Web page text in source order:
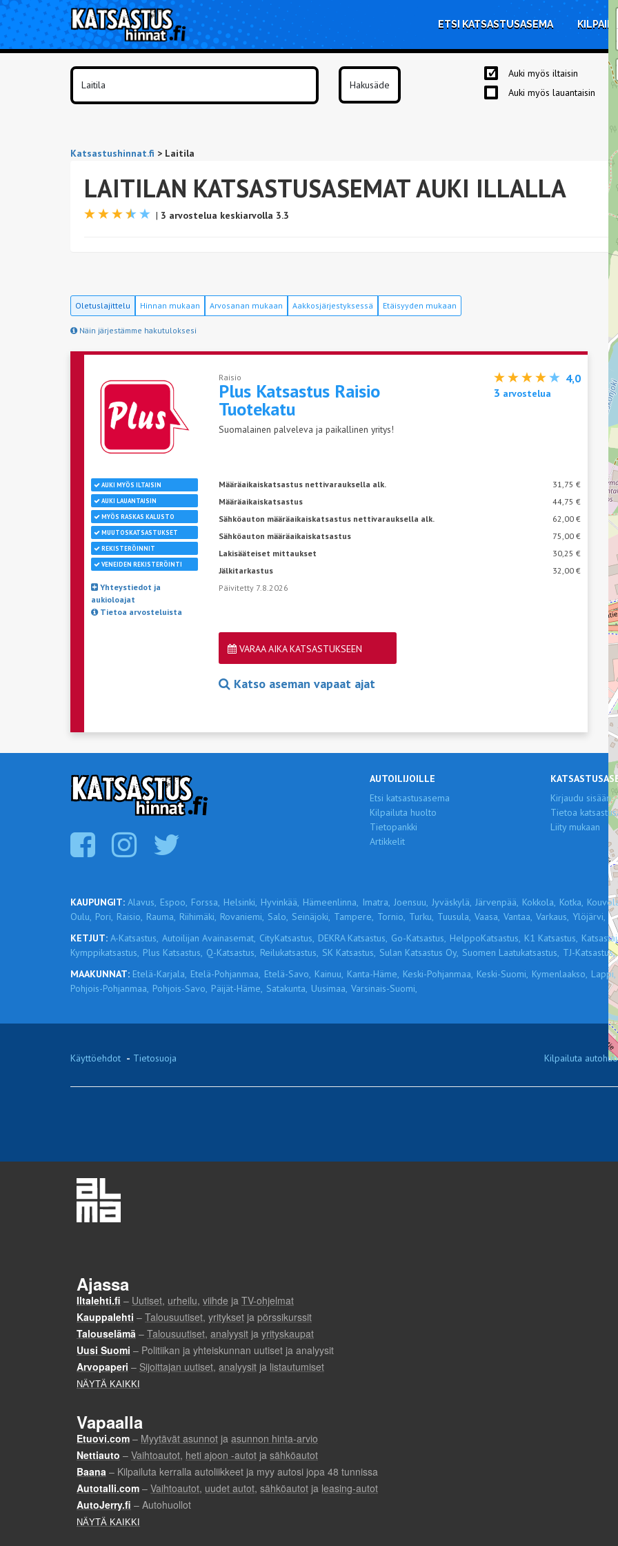
ETSI KATSASTUSASEMA
Auki myös iltaisin
Auki myös lauantaisin
Katsastushinnat.fi > Laitila
LAITILAN KATSASTUSASEMAT AUKI ILLALLA
| 3 arvostelua keskiarvolla 3.3
Oletuslajittelu Hinnan mukaan Arvosanan mukaan Aakkosjärjestyksessä Etäisyyden mukaan
Näin järjestämme hakutuloksesi
Raisio
Plus Katsastus Raisio
Tuotekatu
Suomalainen palveleva ja paikallinen yritys!
4,0
3 arvostelua
AUKI MYÖS ILTAISIN
AUKI LAUANTAISIN
MYÖS RASKAS KALUSTO
MUUTOSKATSASTUKSET
REKISTERÖINNIT
VENEIDEN REKISTERÖINTI
Yhteystiedot ja
aukioloajat
Tietoa arvosteluista
Määräaikaiskatsastus nettivarauksella alk.
31,75 €
Määräaikaiskatsastus
44,75 €
Sähköauton määräaikaiskatsastus nettivarauksella alk.
62,00 €
Sähköauton määräaikaiskatsastus
75,00 €
Lakisääteiset mittaukset
30,25 €
Jälkitarkastus
32,00 €
Päivitetty 7.8.2026
VARAA AIKA KATSASTUKSEEN
Katso aseman vapaat ajat
AUTOILIJOILLE
Etsi katsastusasema
Kilpailuta huolto
Tietopankki
Artikkelit
Kirjaudu sisään
Tietoa
Liity mukaan
KAUPUNGIT: Alavus, Espoo, Forssa, Helsinki, Hyvinkää, Hämeenlinna, Imatra, Joensuu, Jyväskylä, Järvenpää, Kokkola, Kotka,
Oulu, Pori, Raisio, Rauma, Riihimäki, Rovaniemi, Salo, Seinäjoki, Tampere, Tornio, Turku, Tuusula, Vaasa, Vantaa, Varkaus, Ylöjärvi,
KETJUT: A-Katsastus, Autoilijan Avainasemat, CityKatsastus, DEKRA Katsastus, Go-Katsastus, HelppoKatsastus, K1 Katsastus,
Kymppikatsastus, Plus Katsastus, Q-Katsastus, Reilukatsastus, SK Katsastus, Sulan Katsastus Oy, Suomen Laatukatsastus, TJ-Katsastus,
MAAKUNNAT: Etelä-Karjala, Etelä-Pohjanmaa, Etelä-Savo, Kainuu, Kanta-Häme, Keski-Pohjanmaa, Keski-Suomi, Kymenlaakso, Lappi,
Pohjois-Pohjanmaa, Pohjois-Savo, Päijät-Häme, Satakunta, Uusimaa, Varsinais-Suomi,
Käyttöehdot - Tietosuoja Kilpailuta